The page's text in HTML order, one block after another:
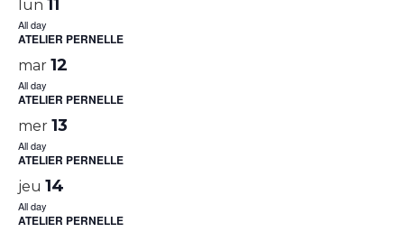
lun 11
All day
ATELIER PERNELLE
mar 12
All day
ATELIER PERNELLE
mer 13
All day
ATELIER PERNELLE
jeu 14
All day
ATELIER PERNELLE